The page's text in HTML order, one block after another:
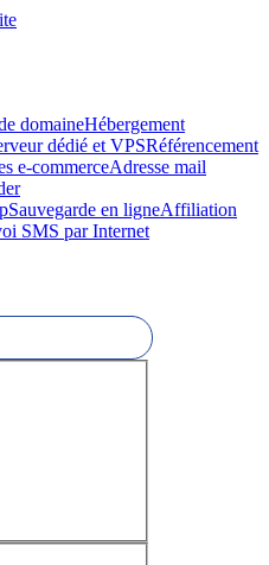
domaineHébergement
dédié et VPSRéférencement
e-commerceAdresse mail
Sauvegarde en ligneAffiliation
SMS par Internet